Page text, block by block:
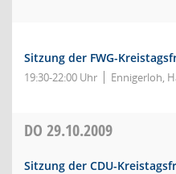
Sitzung der FWG-
19:30-22:00 Uhr Ennigerloh,
DO 29.10.2009
Sitzung der CDU-